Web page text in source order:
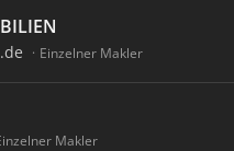
Einzelner Makler
Makler